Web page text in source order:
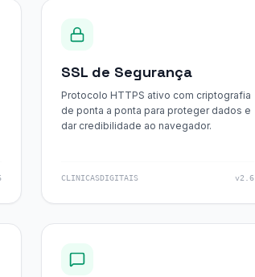
SSL de Segurança
Protocolo HTTPS ativo com criptografia
de ponta a ponta para proteger dados e
dar credibilidade ao navegador.
CLINICASDIGITAIS v2.6